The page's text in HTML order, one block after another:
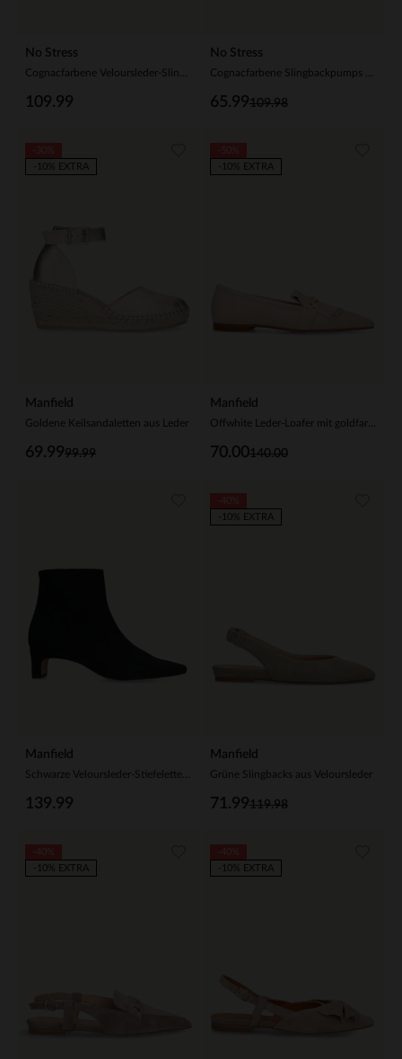
No Stress
109.99
No Stress
109.98
65.99
Manfield
Goldene Keilsandaletten aus Leder
99.99
69.99
-10% EXTRA
Manfield
Offwhite Leder-Loafer mit goldfarbenen Nieten
140.00
70.00
-10% EXTRA
Manfield
139.99
Manfield
Grüne Slingbacks aus Veloursleder
119.98
71.99
-10% EXTRA
-10% EXTRA
-10% EXTRA